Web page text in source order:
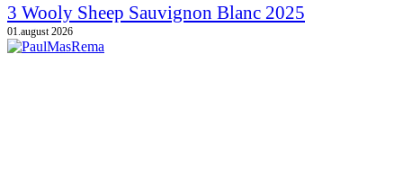
3 Wooly Sheep Sauvignon Blanc 2025
01.august 2026